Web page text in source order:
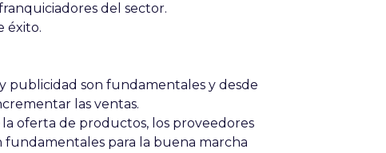
del sector.
éxito.
publicidad son fundamentales y desde
las ventas.
la oferta de productos, los proveedores
fundamentales para la buena marcha